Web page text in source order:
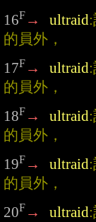
16F → ultraid
的員外，
17F → ultraid
的員外，
18F → ultraid
的員外，
19F → ultraid
的員外，
20F → ultraid